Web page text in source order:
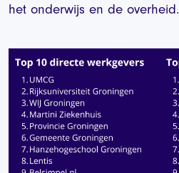
het onderwijs en de overheid.